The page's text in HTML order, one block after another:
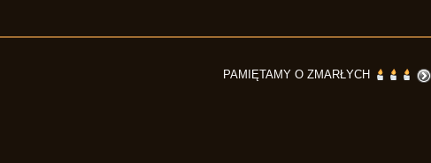
PAMIĘTAMY O ZMARŁYCH